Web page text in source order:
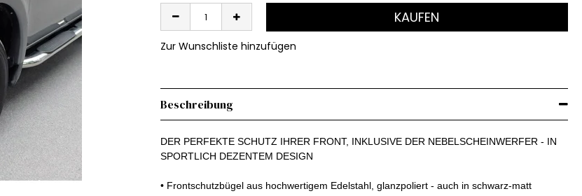
KAUFEN
Zur Wunschliste hinzufügen
Beschreibung
DER PERFEKTE SCHUTZ IHRER FRONT, INKLUSIVE DER NEBELSCHEINWERFER - IN
SPORTLICH DEZENTEM DESIGN
• Frontschutzbügel aus hochwertigem Edelstahl, glanzpoliert - auch in schwarz-matt